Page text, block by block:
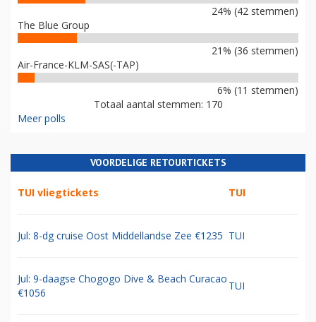
24% (42 stemmen)
The Blue Group
21% (36 stemmen)
Air-France-KLM-SAS(-TAP)
6% (11 stemmen)
Totaal aantal stemmen: 170
Meer polls
VOORDELIGE RETOURTICKETS
TUI vliegtickets TUI
Jul: 8-dg cruise Oost Middellandse Zee €1235 TUI
Jul: 9-daagse Chogogo Dive & Beach Curacao
€1056
TUI